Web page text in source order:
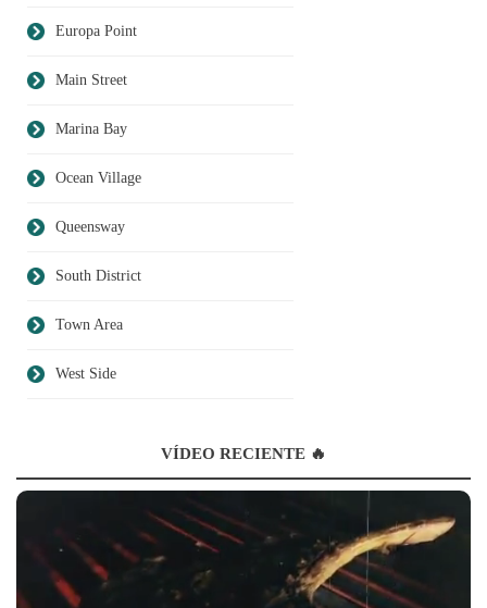
Europa Point
Main Street
Marina Bay
Ocean Village
Queensway
South District
Town Area
West Side
VÍDEO RECIENTE 🔥